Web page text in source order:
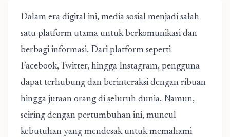
Dalam era digital ini, media sosial menjadi salah
satu platform utama untuk berkomunikasi dan
berbagi informasi. Dari platform seperti
Facebook, Twitter, hingga Instagram, pengguna
dapat terhubung dan berinteraksi dengan ribuan
hingga jutaan orang di seluruh dunia. Namun,
seiring dengan pertumbuhan ini, muncul
kebutuhan yang mendesak untuk memahami